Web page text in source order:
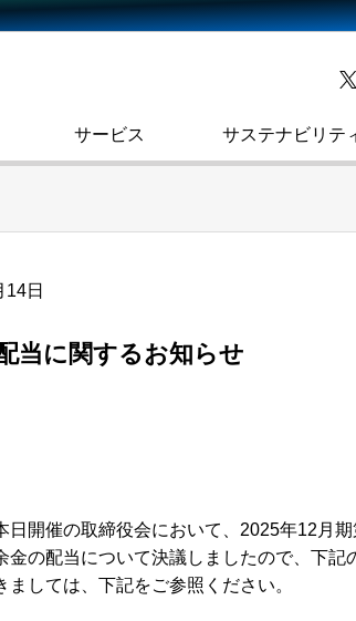
渋谷フクラス入
サービス サステナビリテ
よくあるご質問
14日
当に関するお知らせ
日開催の取締役会において、2025年12月
金の配当について決議しましたので、下記
ましては、下記をご参照ください。